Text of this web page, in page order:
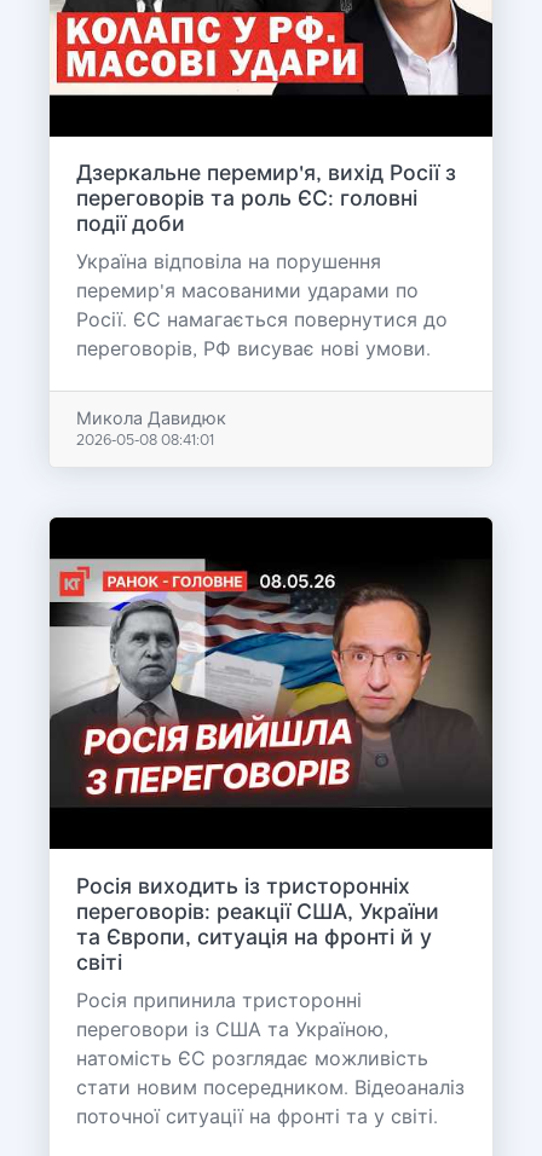
Дзеркальне перемир'я, вихід Росії з
переговорів та роль ЄС: головні
події доби
Україна відповіла на порушення
перемир'я масованими ударами по
Росії. ЄС намагається повернутися до
переговорів, РФ висуває нові умови.
Микола Давидюк
2026-05-08 08:41:01
Росія виходить із тристоронніх
переговорів: реакції США, України
та Європи, ситуація на фронті й у
світі
Росія припинила тристоронні
переговори із США та Україною,
натомість ЄС розглядає можливість
стати новим посередником. Відеоаналіз
поточної ситуації на фронті та у світі.